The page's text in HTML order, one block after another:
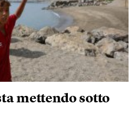
mettendo sotto